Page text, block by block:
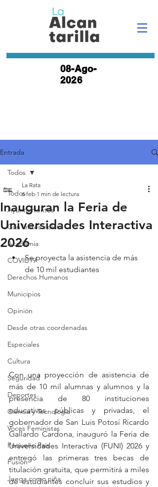
08-Ago-
2026
Entrada
Todos
Ayuntamientos
Con lentes violeta
Academia
COVID19
Derechos Humanos
Municipios
Opinión
Desde otras coordenadas
Especiales
Cultura
Seguridad
Deportes
Ciencia y Tecnología
Voces Feministas
Pequeño País
Fusión
Juega como niña
Todos
Inauguran la Feria de
Universidades Interactiva
2026
La Rata
6 feb 1 min de lectura
Se proyecta la asistencia de más
de 10 mil estudiantes
Con una proyección de asistencia de
más de 10 mil alumnas y alumnos y la
presencia de 80 instituciones
educativas públicas y privadas, el
gobernador de San Luis Potosí Ricardo
Gallardo Cardona, inauguró la Feria de
Universidades Interactiva (FUNI) 2026 y
entregó las primeras tres becas de
titulación gratuita, que permitirá a miles
de estudiantes concluir sus estudios y